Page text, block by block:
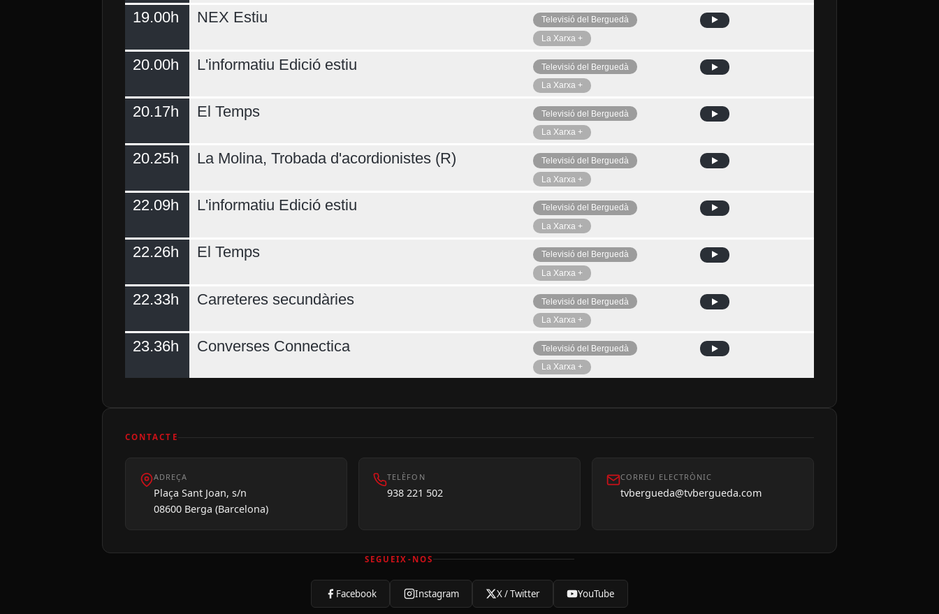
19.00h NEX Estiu
Televisió del Berguedà
La Xarxa +
20.00h L'informatiu Edició estiu
Televisió del Berguedà
La Xarxa +
20.17h El Temps
Televisió del Berguedà
La Xarxa +
20.25h La Molina, Trobada d'acordionistes (R)
Televisió del Berguedà
La Xarxa +
22.09h L'informatiu Edició estiu
Televisió del Berguedà
La Xarxa +
22.26h El Temps
Televisió del Berguedà
La Xarxa +
22.33h Carreteres secundàries
Televisió del Berguedà
La Xarxa +
23.36h Converses Connectica
Televisió del Berguedà
La Xarxa +
CONTACTE
ADREÇA
Plaça Sant Joan, s/n
08600 Berga (Barcelona)
TELÈFON
938 221 502
CORREU ELECTRÒNIC
tvbergueda@tvbergueda.com
SEGUEIX-NOS
Facebook Instagram X / Twitter YouTube